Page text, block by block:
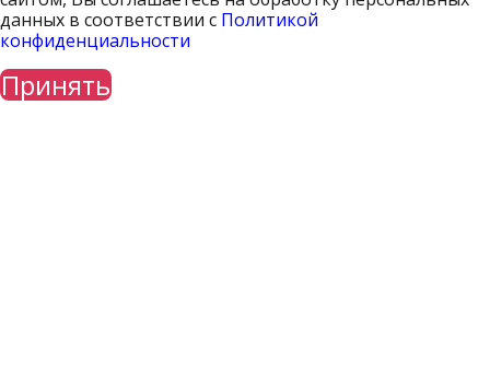
данных в соответствии с Политикой
конфиденциальности
Принять